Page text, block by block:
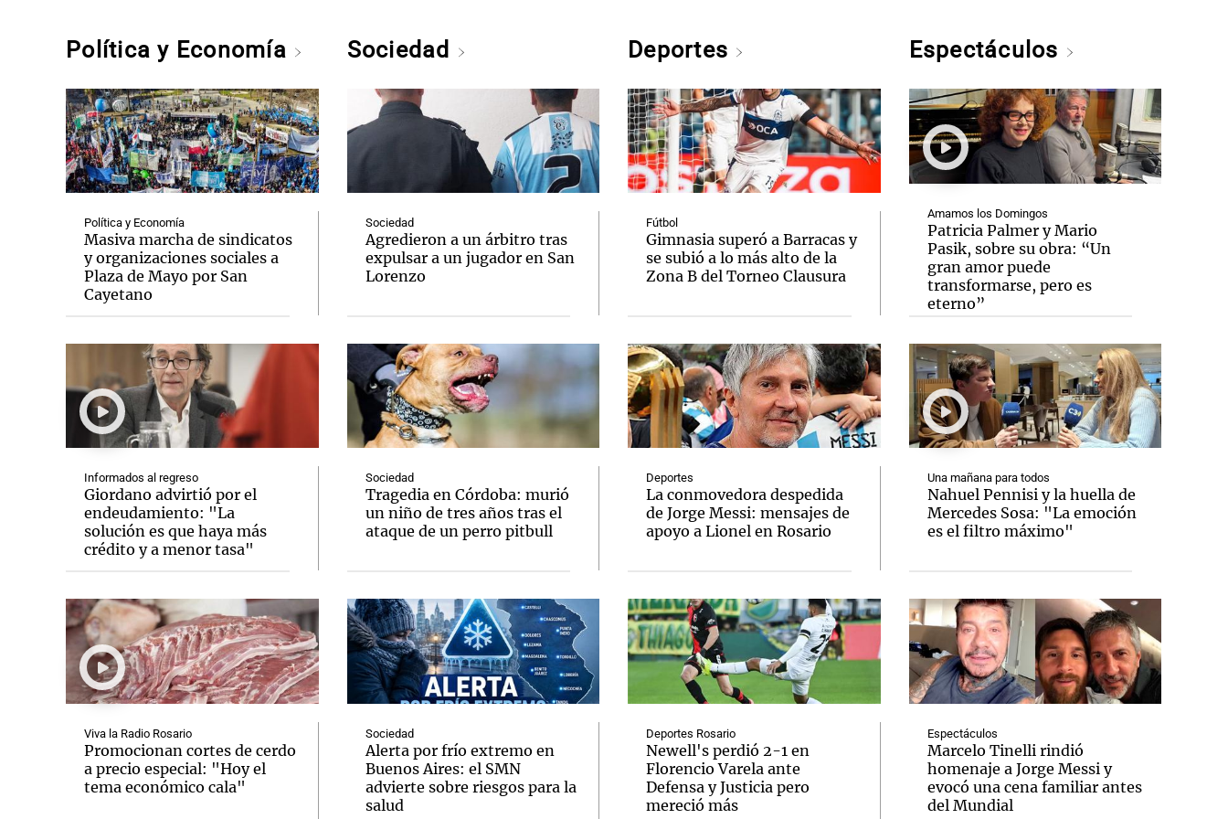
Política y Economía
Política y Economía
Masiva marcha de sindicatos
y organizaciones sociales a
Plaza de Mayo por San
Cayetano
Informados al regreso
Giordano advirtió por el
endeudamiento: "La
solución es que haya más
crédito y a menor tasa"
Viva la Radio Rosario
Promocionan cortes de cerdo
a precio especial: "Hoy el
tema económico cala"
Sociedad
Sociedad
Agredieron a un árbitro tras
expulsar a un jugador en San
Lorenzo
Sociedad
Tragedia en Córdoba: murió
un niño de tres años tras el
ataque de un perro pitbull
Sociedad
Alerta por frío extremo en
Buenos Aires: el SMN
advierte sobre riesgos para la
salud
Deportes
Fútbol
Gimnasia superó a Barracas y
se subió a lo más alto de la
Zona B del Torneo Clausura
Deportes
La conmovedora despedida
de Jorge Messi: mensajes de
apoyo a Lionel en Rosario
Deportes Rosario
Newell's perdió 2-1 en
Florencio Varela ante
Defensa y Justicia pero
mereció más
Espectáculos
Amamos los Domingos
Patricia Palmer y Mario
Pasik, sobre su obra: “Un
gran amor puede
transformarse, pero es
eterno”
Una mañana para todos
Nahuel Pennisi y la huella de
Mercedes Sosa: "La emoción
es el filtro máximo"
Espectáculos
Marcelo Tinelli rindió
homenaje a Jorge Messi y
evocó una cena familiar antes
del Mundial
Notas Notas
El huracán de Arequito
Notas
Cadena 3 en Groenlandia
Notas